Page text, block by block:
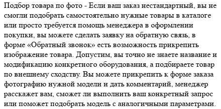
Подбор товара по фото - Если ваш заказ нестандартный, вы не
смогли подобрать самостоятельно нужные товары в каталоге
или просто требуется помощь менеджера в оформлении
покупки, вы можете сделать заявку на обратную связь, в
форме «Обратный звонок» есть возможность прикрепить
изображение товара. Допустим, вы точно не знаете название и
модификацию конкретного оборудования, а подбираете товар
по внешнему сходству. Вы можете прикрепить к форме заказа
фотографию нужной модели и дать комментарий, менеджер
расскажет вам, сможет ли выполнить ваш конкретный запрос
или поможет подобрать модель с аналогичными параметрами.